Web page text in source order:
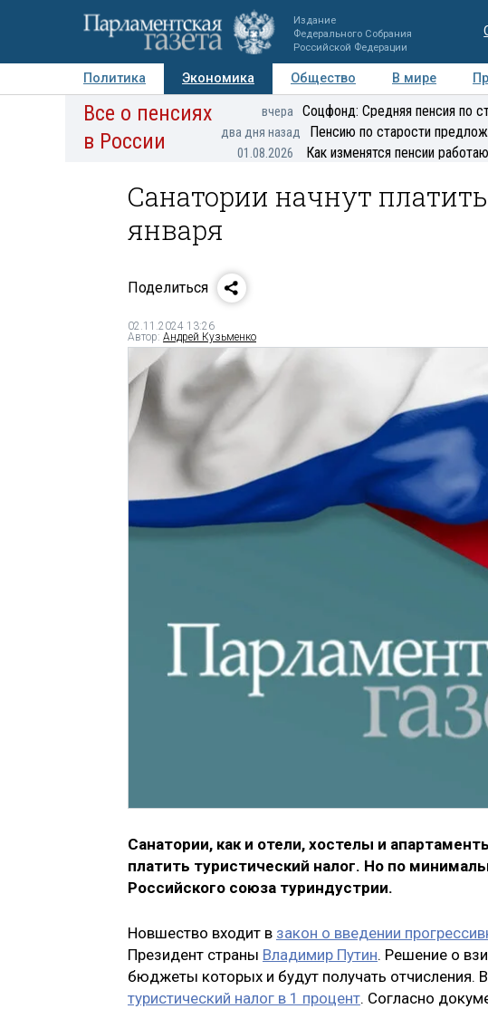
Издание
Федерального Собрания
Российской Федерации
Политика Экономика Общество В мире
Авторы Персоны Мнения Регионы
Все о пенсиях
в России
вчера Соцфонд: Средняя пенсия по
два дня назад Пенсию по старости
01.08.2026 Как изменятся пенсии
Санатории начнут
января
Поделиться
02.11.2024 13:26
Автор: Андрей Кузьменко
Санатории, как и отели, хостелы и
платить туристический налог. Но по
Российского союза туриндустрии.
Новшество входит в закон о введении
Президент страны Владимир Путин. Решение о
бюджеты которых и будут получать отчисления.
туристический налог в 1 процент. Согласно